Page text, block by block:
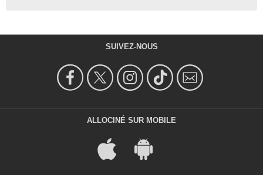
SUIVEZ-NOUS
ALLOCINÉ SUR MOBILE